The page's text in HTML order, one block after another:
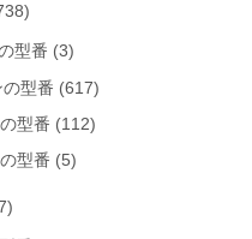
型番 (3)
型番 (617)
型番 (112)
型番 (5)